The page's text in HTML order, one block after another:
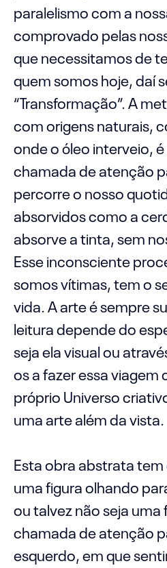
paralelismo com a
comprovado pelas
que necessitamos de
quem somos hoje, daí
“Transformação”. A
com origens naturais,
onde o óleo interveio,
chamada de atenção
percorre o nosso
absorvidos como a
absorve a tinta, sem
Esse inconsciente
somos vítimas, tem o
vida. A arte é sempre
leitura depende do
seja ela visual ou
os a fazer essa viagem
próprio Universo
uma arte além da vista.
Esta obra abstrata
uma figura olhando
ou talvez não seja uma
chamada de atenção
esquerdo, em que